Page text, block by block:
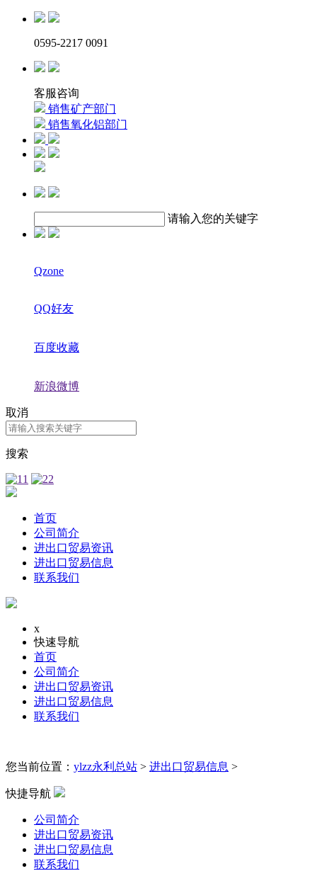
0595-2217 0091
客服咨询
销售矿产部门
销售氧化铝部门
请输入您的关键字
Qzone
QQ好友
百度收藏
新浪微博
取消
搜索
首页
公司简介
进出口贸易资讯
进出口贸易信息
联系我们
x
快速导航
首页
公司简介
进出口贸易资讯
进出口贸易信息
联系我们
您当前位置： ylzz永利总站 > 进出口贸易信息 >
快捷导航
公司简介
进出口贸易资讯
进出口贸易信息
联系我们